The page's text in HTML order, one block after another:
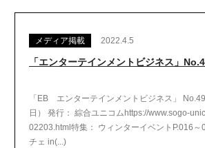
メディア掲載 2022.4.5
「エンターテインメントビジネス」
「EB エンターテインメントビジネス」
日） 発行： 綜合ユニコムhttps://www.sogo-
02203.html特集： ウィンターイベントP.016～
チェ in(...)